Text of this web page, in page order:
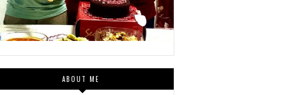
ABOUT ME